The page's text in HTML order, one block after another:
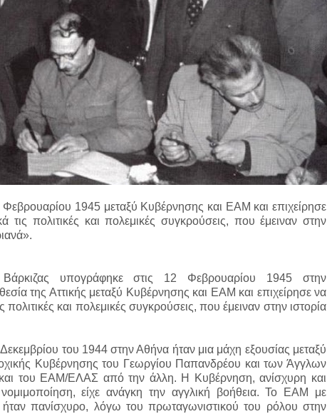
1945 μεταξύ Κυβέρνησης και ΕΑΜ και επιχείρησε
τις πολιτικές και πολεμικές συγκρούσεις, που έμειναν στην
υπογράφηκε στις 12 Φεβρουαρίου 1945 στην
της Αττικής μεταξύ Κυβέρνησης και ΕΑΜ και επιχείρησε να
πολιτικές και πολεμικές συγκρούσεις, που έμειναν στην ιστορία
του 1944 στην Αθήνα ήταν μια μάχη εξουσίας μεταξύ
Κυβέρνησης του Γεωργίου Παπανδρέου και των Άγγλων
του ΕΑΜ/ΕΛΑΣ από την άλλη. Η Κυβέρνηση, ανίσχυρη και
είχε ανάγκη την αγγλική βοήθεια. Το ΕΑΜ με
πανίσχυρο, λόγω του πρωταγωνιστικού του ρόλου στην